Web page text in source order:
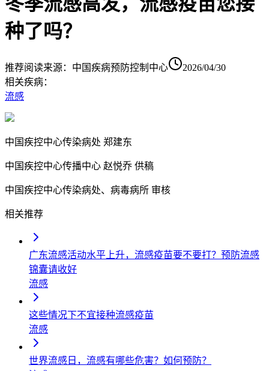
种了吗？
推荐阅读来源： 中国疾病预防控制中心
2026/04/30
相关疾病：
流感
中国疾控中心传染病处 郑建东
中国疾控中心传播中心 赵悦乔 供稿
中国疾控中心传染病处、病毒病所 审核
相关推荐
广东流感活动水平上升，流感疫苗要不要打？预防流感
锦囊请收好
流感
这些情况下不宜接种流感疫苗
流感
世界流感日，流感有哪些危害？如何预防？